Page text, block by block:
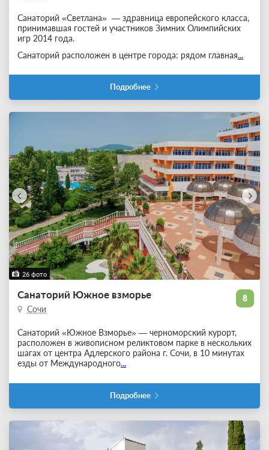
Санаторий «Светлана» — здравница европейского класса,
принимавшая гостей и участников Зимних Олимпийских
игр 2014 года.
Санаторий расположен в центре города: рядом главная...
Подробнее
26 фото
8
Санаторий Южное взморье
Сочи
Санаторий «Южное Взморье» — черноморский курорт,
расположен в живописном реликтовом парке в нескольких
шагах от центра Адлерского района г. Сочи, в 10 минутах
езды от Международного...
Подробнее